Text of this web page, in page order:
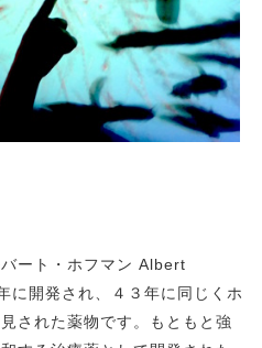
ート・ホフマン Albert
に開発され、４３年に同じくホ
された薬物です。もともと強